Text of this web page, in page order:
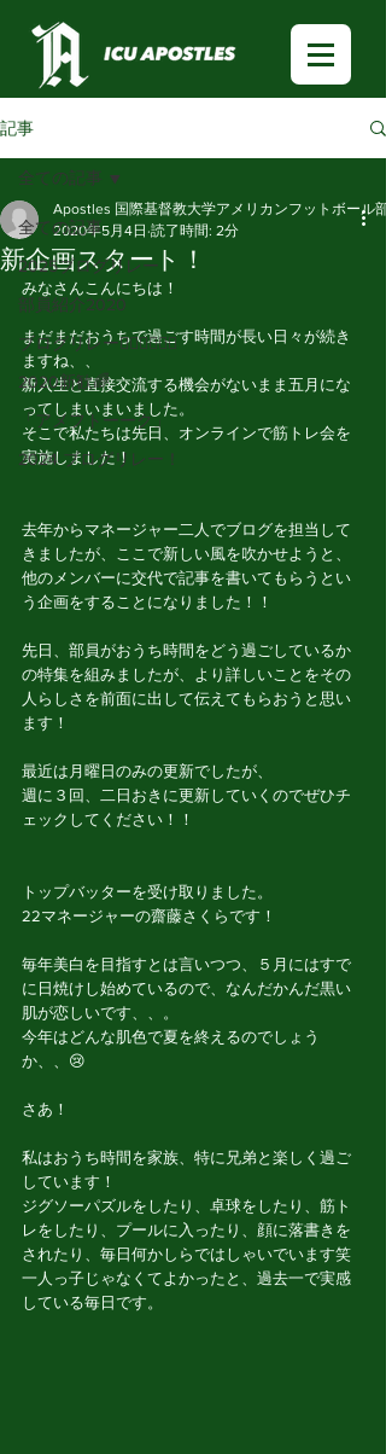
記事
全ての記事
2025ブログリレー
部員紹介2020
ブログリレー🏃🏻‍♂️🏃🏻‍♀️
2020新歓🌈
「アメフトーーク」
2024 ブログリレー！
全ての記事
新企画スタート！
Apostles 国際基督教大学アメリカンフットボール部
2020年5月4日 読了時間: 2分
みなさんこんにちは！
まだまだおうちで過ごす時間が長い日々が続き
ますね、、
新入生と直接交流する機会がないまま五月にな
ってしまいまいました。
そこで私たちは先日、オンラインで筋トレ会を
実施しました！
去年からマネージャー二人でブログを担当して
きましたが、ここで新しい風を吹かせようと、
他のメンバーに交代で記事を書いてもらうとい
う企画をすることになりました！！
先日、部員がおうち時間をどう過ごしているか
の特集を組みましたが、より詳しいことをその
人らしさを前面に出して伝えてもらおうと思い
ます！
最近は月曜日のみの更新でしたが、
週に３回、二日おきに更新していくのでぜひチ
ェックしてください！！
トップバッターを受け取りました。
22マネージャーの齋藤さくらです！
毎年美白を目指すとは言いつつ、５月にはすで
に日焼けし始めているので、なんだかんだ黒い
肌が恋しいです、、。
今年はどんな肌色で夏を終えるのでしょう
か、、😢
さあ！
私はおうち時間を家族、特に兄弟と楽しく過ご
しています！
ジグソーパズルをしたり、卓球をしたり、筋ト
レをしたり、プールに入ったり、顔に落書きを
されたり、毎日何かしらではしゃいでいます笑
一人っ子じゃなくてよかったと、過去一で実感
している毎日です。